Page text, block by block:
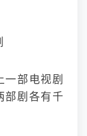
部电视剧
部剧各有千